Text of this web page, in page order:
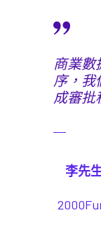
商業數
序，我
成審批
李先